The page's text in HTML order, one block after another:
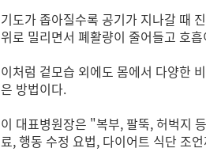
기도가 좁아질수록 공기가 지나갈 때
위로 밀리면서 폐활량이 줄어들고 호
이처럼 겉모습 외에도 몸에서 다양한
은 방법이다.
이 대표병원장은 "복부, 팔뚝, 허벅지
료, 행동 수정 요법, 다이어트 식단 조